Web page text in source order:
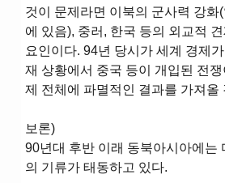
것이 문제라면 이북의 군사력 강화
에 있음), 중러, 한국 등의 외교적
요인이다. 94년 당시가 세계 경제
재 상황에서 중국 등이 개입된 전
제 전체에 파멸적인 결과를 가져올
보론)
90년대 후반 이래 동북아시아에는
의 기류가 태동하고 있다.